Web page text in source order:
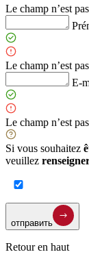
Le champ n’est
Le champ n’est
E-
Le champ n’est
Si vous souhaitez
veuillez
отправить
Retour en haut